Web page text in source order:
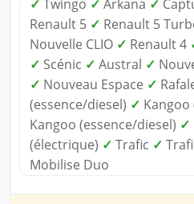
✓ Twingo ✓ Arkana ✓
Renault 5 ✓ Renault 5
Nouvelle CLIO ✓ Renault 4
✓ Scénic ✓ Austral ✓
✓ Nouveau Espace ✓
(essence/diesel) ✓
Kangoo (essence/diesel) ✓
(électrique) ✓ Trafic ✓
Mobilise Duo